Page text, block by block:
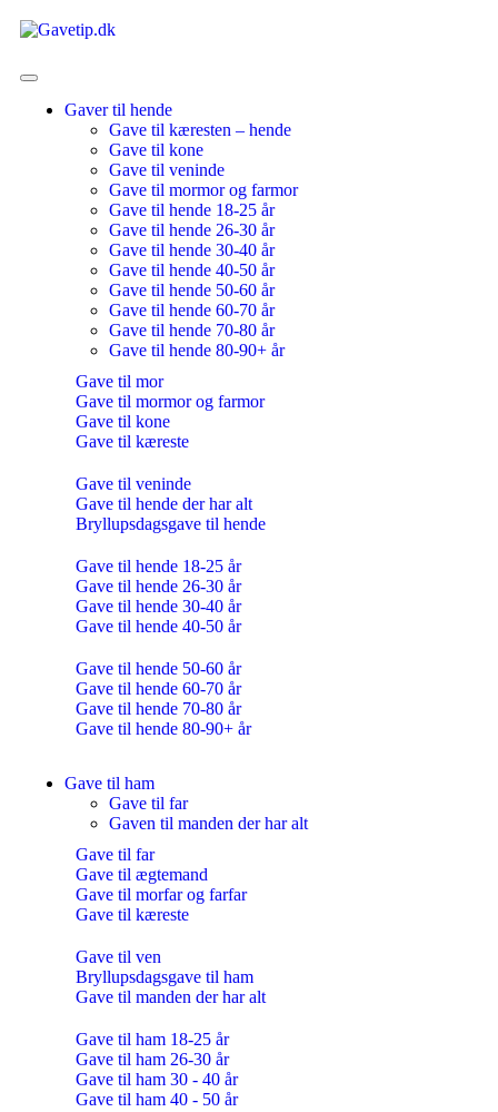
Gaver til hende
Gave til kæresten – hende
Gave til kone
Gave til veninde
Gave til mormor og farmor
Gave til hende 18-25 år
Gave til hende 26-30 år
Gave til hende 30-40 år
Gave til hende 40-50 år
Gave til hende 50-60 år
Gave til hende 60-70 år
Gave til hende 70-80 år
Gave til hende 80-90+ år
Gave til mor
Gave til mormor og farmor
Gave til kone
Gave til kæreste
Gave til veninde
Gave til hende der har alt
Bryllupsdagsgave til hende
Gave til hende 18-25 år
Gave til hende 26-30 år
Gave til hende 30-40 år
Gave til hende 40-50 år
Gave til hende 50-60 år
Gave til hende 60-70 år
Gave til hende 70-80 år
Gave til hende 80-90+ år
Gave til ham
Gave til far
Gaven til manden der har alt
Gave til far
Gave til ægtemand
Gave til morfar og farfar
Gave til kæreste
Gave til ven
Bryllupsdagsgave til ham
Gave til manden der har alt
Gave til ham 18-25 år
Gave til ham 26-30 år
Gave til ham 30 - 40 år
Gave til ham 40 - 50 år